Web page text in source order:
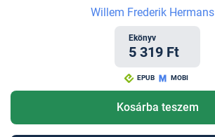
Willem Frederik Hermans
Ekönyv
5 319 Ft
EPUB MOBI
Kosárba teszem